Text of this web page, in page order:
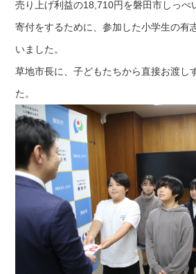
売り上げ利益の18,710円を磐田市しっぺ
寄付をするために、参加した小学生の有
いました。
草地市長に、子どもたちから直接お渡し
た。